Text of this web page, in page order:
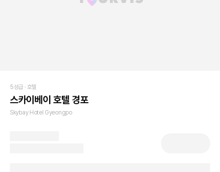
5성급 · 호텔
스카이베이 호텔 경포
Skybay Hotel Gyeongpo